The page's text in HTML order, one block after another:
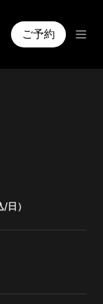
ご予約
日）